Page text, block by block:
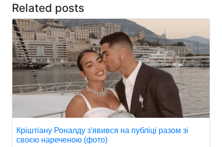
Related posts
Кріштіану Роналду з'явився на публіці разом зі
своєю нареченою (фото)